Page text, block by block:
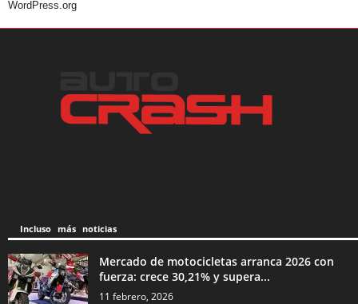
WordPress.org
Incluso más noticias
Mercado de motocicletas arranca 2026 con
fuerza: crece 30,21% y supera...
11 febrero, 2026